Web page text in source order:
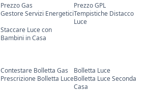
Prezzo Gas
Prezzo GPL
Gestore Servizi EnergeticiTempistiche Distacco
Luce
Staccare Luce con
Bambini in Casa
Contestare Bolletta Gas
Bolletta Luce
Prescrizione Bolletta LuceBolletta Luce Seconda
Casa